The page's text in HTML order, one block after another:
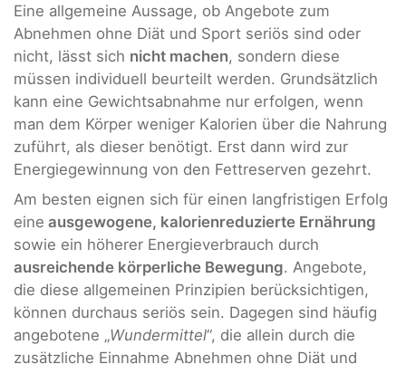
Eine allgemeine Aussage, ob Angebote zum
Abnehmen ohne Diät und Sport seriös sind oder
nicht, lässt sich nicht machen, sondern diese
müssen individuell beurteilt werden. Grundsätzlich
kann eine Gewichtsabnahme nur erfolgen, wenn
man dem Körper weniger Kalorien über die Nahrung
zuführt, als dieser benötigt. Erst dann wird zur
Energiegewinnung von den Fettreserven gezehrt.
Am besten eignen sich für einen langfristigen Erfolg
eine ausgewogene, kalorienreduzierte Ernährung
sowie ein höherer Energieverbrauch durch
ausreichende körperliche Bewegung. Angebote,
die diese allgemeinen Prinzipien berücksichtigen,
können durchaus seriös sein. Dagegen sind häufig
angebotene „Wundermittel“, die allein durch die
zusätzliche Einnahme Abnehmen ohne Diät und